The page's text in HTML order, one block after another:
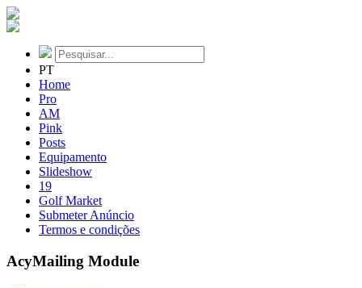
PT
Home
Pro
AM
Pink
Posts
Equipamento
Slideshow
19
Golf Market
Submeter Anúncio
Termos e condições
AcyMailing Module